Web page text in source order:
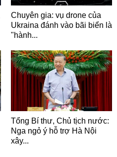
Chuyên gia: vụ drone của
Ukraina đánh vào bãi biển là
"hành...
Tổng Bí thư, Chủ tịch nước:
Nga ngỏ ý hỗ trợ Hà Nội
xây...